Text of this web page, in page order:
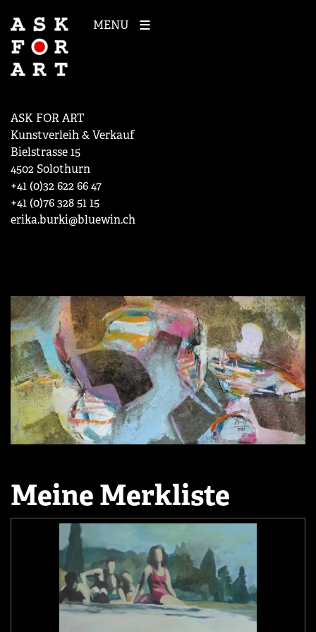
MENU
ASK FOR ART
Kunstverleih & Verkauf
Bielstrasse 15
4502 Solothurn
+41 (0)32 622 66 47
+41 (0)76 328 51 15
erika.burki@bluewin.ch
Meine Merkliste